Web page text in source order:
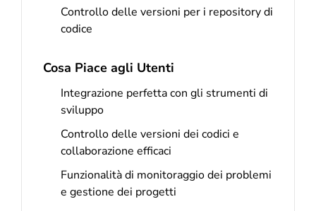
Controllo delle versioni per i repository di
codice
Cosa Piace agli Utenti
Integrazione perfetta con gli strumenti di
sviluppo
Controllo delle versioni dei codici e
collaborazione efficaci
Funzionalità di monitoraggio dei problemi
e gestione dei progetti